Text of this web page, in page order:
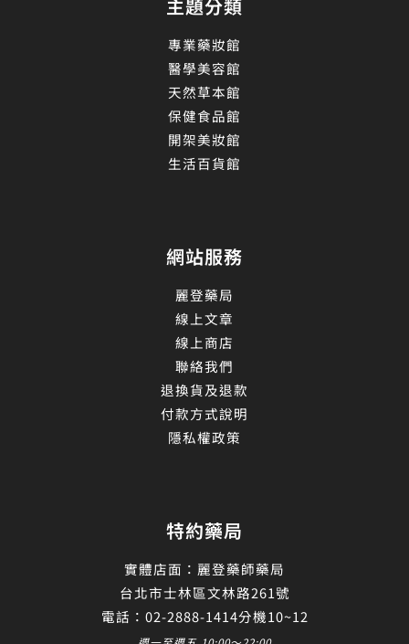
主題分類
專業藥妝館
醫學美容館
天然草本館
保健食品館
開架美妝館
生活百貨館
網站服務
麗登藥局
線上文章
線上商店
聯絡我們
退換貨及退款
付款方式說明
隱私權政策
特約藥局
實體店面：麗登藥師藥局
台北市士林區文林路261號
電話：02-2888-1414分機10~12